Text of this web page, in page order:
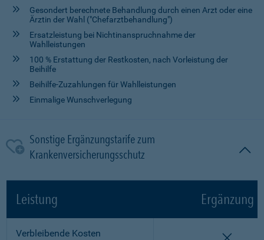
Gesondert berechnete Behandlung durch einen Arzt oder eine
Ärztin der Wahl ("Chefarztbehandlung")
Ersatzleistung bei Nichtinanspruchnahme der
Wahlleistungen
100 % Erstattung der Restkosten, nach Vorleistung der
Beihilfe
Beihilfe-Zuzahlungen für Wahlleistungen
Einmalige Wunschverlegung
Sonstige Ergänzungstarife zum
Krankenversicherungsschutz
Leistung Ergänzung
Verbleibende Kosten